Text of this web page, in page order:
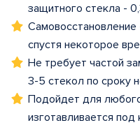
защитного стекла -
спустя некоторое
Не требует частой
3-5 стекол по сроку
Подойдет для
изготавливается